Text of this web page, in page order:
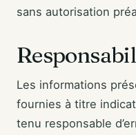
sans autorisation
Les informations
fournies à titre
tenu responsable